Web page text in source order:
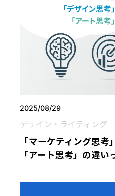
2025/08/29
デザイン・ライティング
「マーケティング思考
「アート思考」の違い